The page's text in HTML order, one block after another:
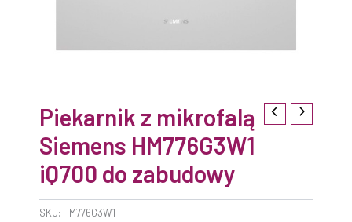
Piekarnik z mikrofalą
Siemens HM776G3W1
iQ700 do zabudowy
SKU: HM776G3W1